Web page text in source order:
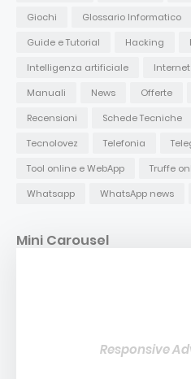
Giochi
Glossario Informatico
Guide e Tutorial
Hacking
Intelligenza artificiale
Internet
Manuali
News Offerte
Recensioni
Schede Tecniche
Tecnolovez
Telefonia
Tool online e WebApp
Truffe
Whatsapp
WhatsApp news
Mini Carousel
Responsive